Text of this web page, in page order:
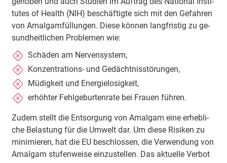
tu­tes of Health (NIH) be­schäf­tig­te sich mit den Ge­fah­ren
von Amal­gam­fül­lun­gen. Die­se kön­nen lang­fris­tig zu ge­
sund­heit­li­chen Pro­ble­men wie:
Schä­den am Ner­ven­sys­tem,
Kon­zen­tra­tions- und Ge­dächt­nis­stö­rungen,
Mü­dig­keit und En­er­gie­lo­sig­keit,
er­höh­ter Fehl­ge­bur­ten­ra­te bei Frau­en füh­ren.
Zu­dem stellt die Ent­sor­gung von Amal­gam eine er­heb­li­
che Be­las­tung für die Um­welt dar. Um die­se Ri­si­ken zu
mi­ni­mie­ren, hat die EU be­schlos­sen, die Ver­wen­dung von
Amal­gam stu­fen­wei­se ein­zu­stel­len. Das ak­tu­el­le Ver­bot